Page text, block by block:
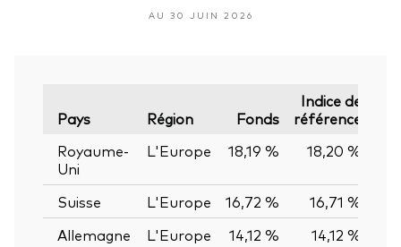
AU 30 JUIN 2026
Pays Région Fonds
Indice de
référence
Royaume-
Uni
L'Europe 18,19 % 18,20 %
Suisse L'Europe 16,72 % 16,71 %
Allemagne
L'Europe 14,12 % 14,12 %